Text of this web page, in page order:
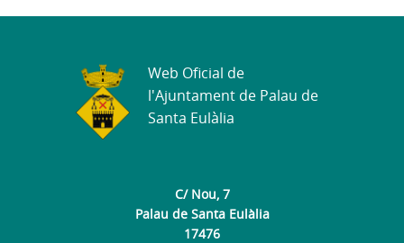
C/ Nou, 7
Palau de Santa Eulàlia
17476
Web Oficial de
l'Ajuntament de Palau de
Santa Eulàlia